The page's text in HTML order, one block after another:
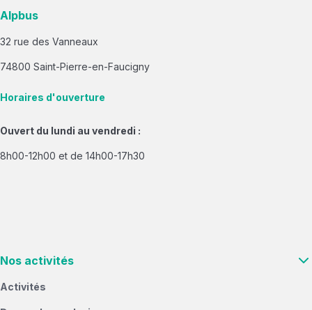
Alpbus
32 rue des Vanneaux
74800 Saint-Pierre-en-Faucigny
Horaires d'ouverture
Ouvert du lundi au vendredi :
8h00-12h00 et de 14h00-17h30
Nos activités
Activités